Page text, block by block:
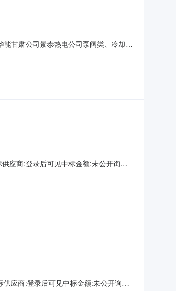
甘肃公司景泰热电公司泵阀类、冷却器
量单位描述标段或设备名称、规格型号
应商:登录后可见中标金额:未公开询单
应商:登录后可见中标金额:未公开询单